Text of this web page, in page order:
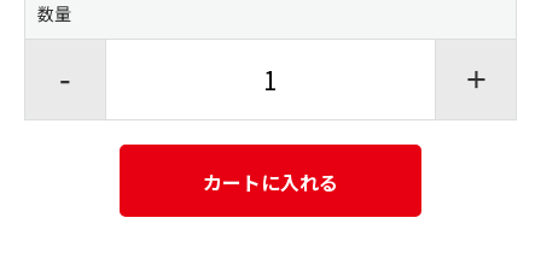
数量
- +
カートに入れる